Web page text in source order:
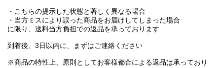
・こちらの提示した状態と著しく異なる場合
・当方ミスにより誤った商品をお届けしてしまった場合
に限り、送料当方負担での返品を承っております
到着後、3日以内に、まずはご連絡ください
※商品の特性上、原則としてお客様都合による返品は承っており